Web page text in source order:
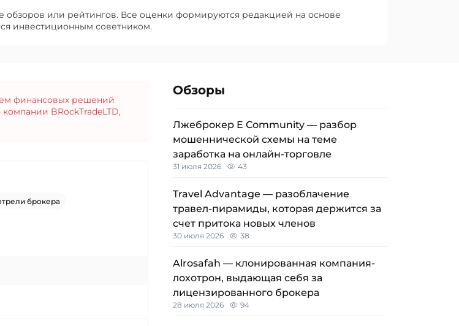
или рейтингов. Все оценки формируются редакцией на основе
инвестиционным советником.
финансовых решений
BRockTradeLTD,
брокера
Обзоры
Лжеброкер E Community — разбор
мошеннической схемы на теме
заработка на онлайн-торговле
31 июля 2026 43
Travel Advantage — разоблачение
травел-пирамиды, которая держится за
счет притока новых членов
30 июля 2026 38
Alrosafah — клонированная компания-
лохотрон, выдающая себя за
лицензированного брокера
28 июля 2026 94